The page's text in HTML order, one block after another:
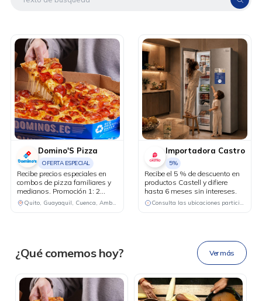
Domino'S Pizza
OFERTA ESPECIAL
Recibe precios especiales en
combos de pizza familiares y
medianos. Promoción 1: 2
pizzas familiares hasta 4
ingredientes + 1 bebida familiar
Quito, Guayaquil, Cuenca, Ambato, Santo Domingo
Importadora Castro
5%
Recibe el 5 % de descuento en
productos Castell y difiere
hasta 6 meses sin intereses.
Consulta las ubicaciones participantes
Ahora tus blu benefits
en una
sola app.
DESCÁRGALA
¿Qué comemos hoy? Ver más